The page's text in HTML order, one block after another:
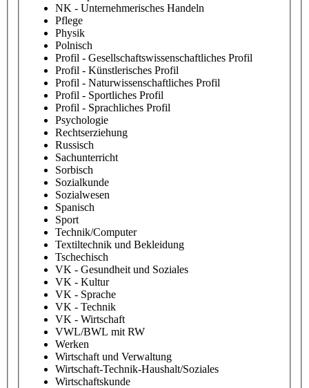
NK - Unternehmerisches Handeln
Pflege
Physik
Polnisch
Profil - Gesellschaftswissenschaftliches Profil
Profil - Künstlerisches Profil
Profil - Naturwissenschaftliches Profil
Profil - Sportliches Profil
Profil - Sprachliches Profil
Psychologie
Rechtserziehung
Russisch
Sachunterricht
Sorbisch
Sozialkunde
Sozialwesen
Spanisch
Sport
Technik/Computer
Textiltechnik und Bekleidung
Tschechisch
VK - Gesundheit und Soziales
VK - Kultur
VK - Sprache
VK - Technik
VK - Wirtschaft
VWL/BWL mit RW
Werken
Wirtschaft und Verwaltung
Wirtschaft-Technik-Haushalt/Soziales
Wirtschaftskunde